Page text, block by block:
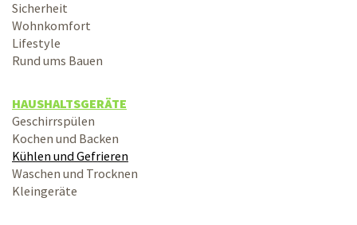
Sicherheit
Wohnkomfort
Lifestyle
Rund ums Bauen
HAUSHALTSGERÄTE
Geschirrspülen
Kochen und Backen
Kühlen und Gefrieren
Waschen und Trocknen
Kleingeräte